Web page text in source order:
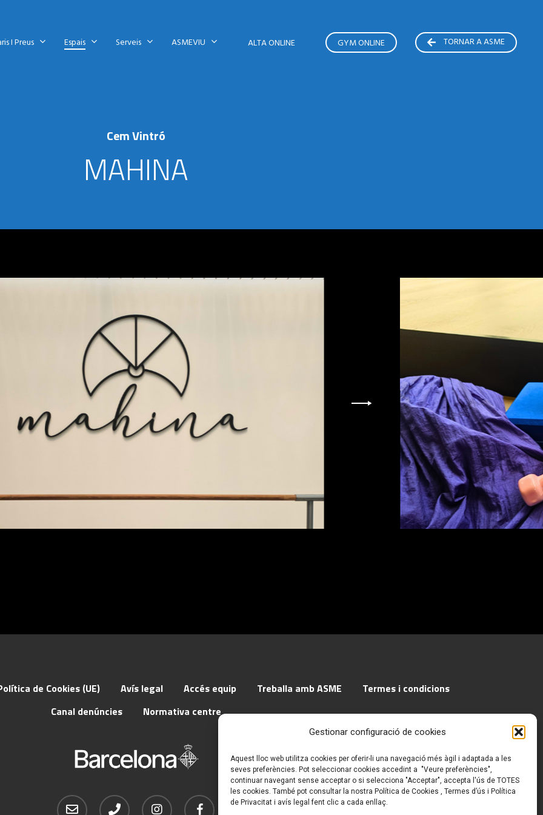
Gestionar configuració de cookies
Aquest lloc web utilitza cookies per oferir-li una navegació més àgil i adaptada a les
seves preferències. Pot seleccionar cookies accedint a "Veure preferències",
continuar navegant sense acceptar o si selecciona "Acceptar", accepta l'ús de TOTES
les cookies. També pot consultar la nostra Política de Cookies , Termes d’ús i Política
de Privacitat i avís legal fent clic a cada enllaç.
I Preus Espais Serveis ASMEVIU ALTA ONLINE GYM ONLINE TORNAR A ASME
Cem Vintró
MAHINA
de Cookies (UE) Avís legal Accés equip Treballa amb ASME
Termes i condicions
Canal denúncies
Normativa centre
facebook
instagram
phone
email